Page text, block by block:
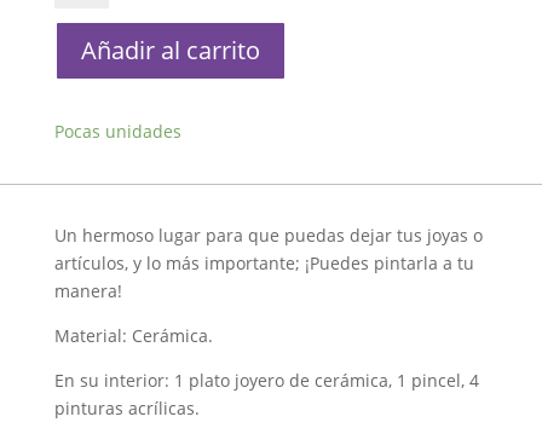
Pintar
Hello
Sanrio
Añadir al carrito
Pocas unidades
Un hermoso lugar para que puedas dejar tus joyas o
artículos, y lo más importante; ¡Puedes pintarla a tu
manera!
Material: Cerámica.
En su interior: 1 plato joyero de cerámica, 1 pincel, 4
pinturas acrílicas.